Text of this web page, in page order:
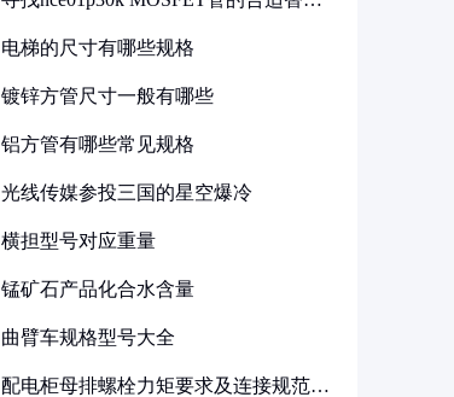
电梯的尺寸有哪些规格
镀锌方管尺寸一般有哪些
铝方管有哪些常见规格
光线传媒参投三国的星空爆冷
横担型号对应重量
锰矿石产品化合水含量
曲臂车规格型号大全
配电柜母排螺栓力矩要求及连接规范详